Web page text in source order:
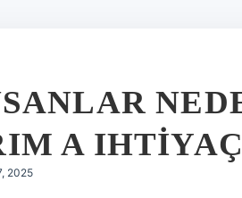
A
2025